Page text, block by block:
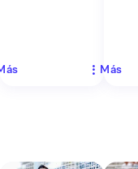
Más